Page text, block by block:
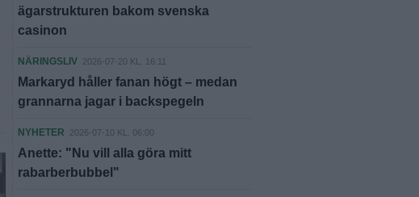
ägarstrukturen bakom svenska
casinon
NÄRINGSLIV 2026-07-20 KL. 16:11
Markaryd håller fanan högt – medan
grannarna jagar i backspegeln
NYHETER 2026-07-10 KL. 06:00
Anette: "Nu vill alla göra mitt
rabarberbubbel"